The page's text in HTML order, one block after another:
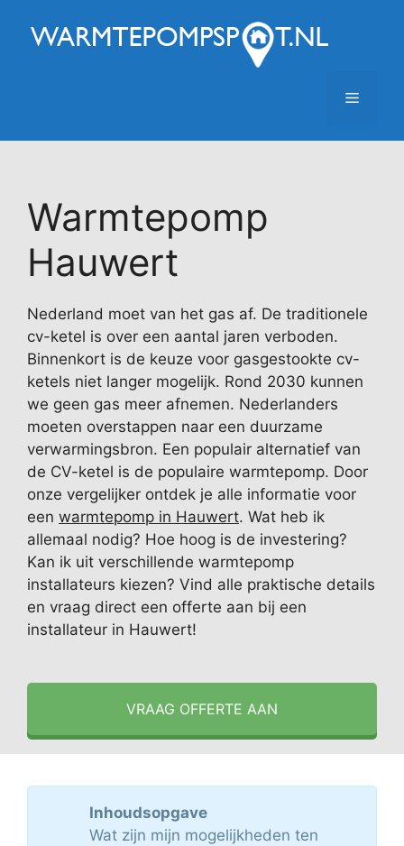
naar
Menu
Warmtepomp
Hauwert
Nederland moet van het gas af. De traditionele
cv-ketel is over een aantal jaren verboden.
Binnenkort is de keuze voor gasgestookte cv-
ketels niet langer mogelijk. Rond 2030 kunnen
we geen gas meer afnemen. Nederlanders
moeten overstappen naar een duurzame
verwarmingsbron. Een populair alternatief van
de CV-ketel is de populaire warmtepomp. Door
onze vergelijker ontdek je alle informatie voor
een warmtepomp in Hauwert. Wat heb ik
allemaal nodig? Hoe hoog is de investering?
Kan ik uit verschillende warmtepomp
installateurs kiezen? Vind alle praktische details
en vraag direct een offerte aan bij een
installateur in Hauwert!
VRAAG OFFERTE AAN
Inhoudsopgave
Wat zijn mijn mogelijkheden ten